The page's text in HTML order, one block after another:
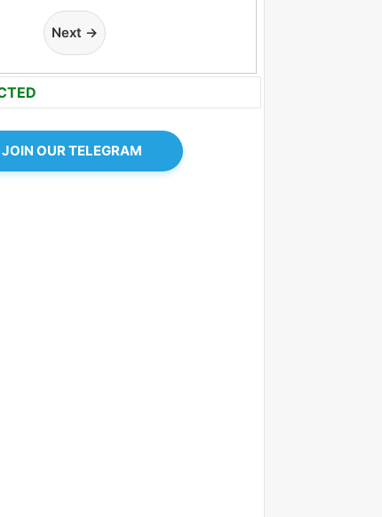
Next →
JOIN OUR TELEGRAM